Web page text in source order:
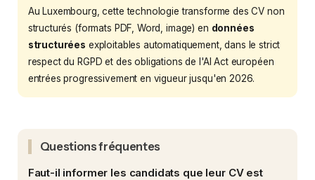
Au Luxembourg, cette technologie transforme des CV non
structurés (formats PDF, Word, image) en données
structurées exploitables automatiquement, dans le strict
respect du RGPD et des obligations de l'AI Act européen
entrées progressivement en vigueur jusqu'en 2026.
Questions fréquentes
Faut-il informer les candidats que leur CV est